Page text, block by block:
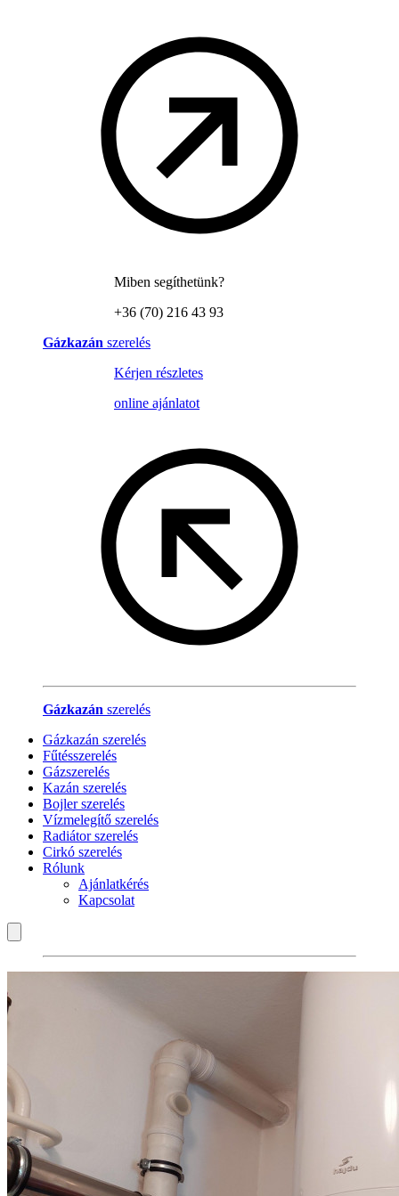
Miben segíthetünk?
+36 (70) 216 43 93
Gázkazán szerelés
Kérjen részletes
online ajánlatot
Gázkazán szerelés
Gázkazán szerelés
Fűtésszerelés
Gázszerelés
Kazán szerelés
Bojler szerelés
Vízmelegítő szerelés
Radiátor szerelés
Cirkó szerelés
Rólunk
Ajánlatkérés
Kapcsolat